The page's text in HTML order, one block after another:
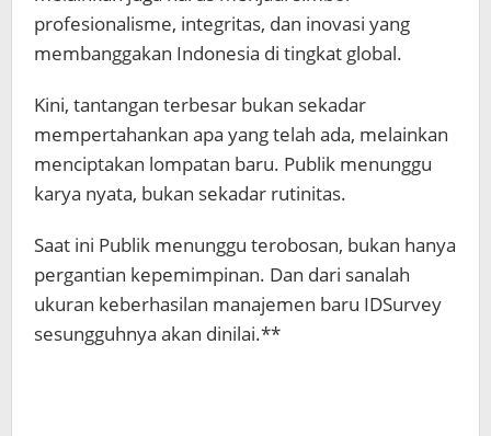
profesionalisme, integritas, dan inovasi yang
membanggakan Indonesia di tingkat global.
Kini, tantangan terbesar bukan sekadar
mempertahankan apa yang telah ada, melainkan
menciptakan lompatan baru. Publik menunggu
karya nyata, bukan sekadar rutinitas.
Saat ini Publik menunggu terobosan, bukan hanya
pergantian kepemimpinan. Dan dari sanalah
ukuran keberhasilan manajemen baru IDSurvey
sesungguhnya akan dinilai.**